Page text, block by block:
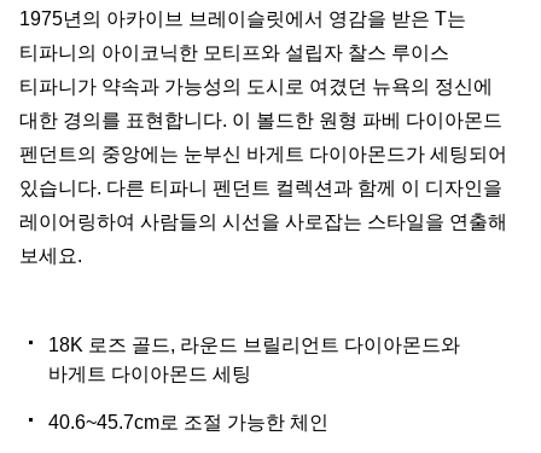
1975년의 아카이브 브레이슬릿에서 영감을 받은 T는
티파니의 아이코닉한 모티프와 설립자 찰스 루이스
티파니가 약속과 가능성의 도시로 여겼던 뉴욕의 정신에
대한 경의를 표현합니다. 이 볼드한 원형 파베 다이아몬드
펜던트의 중앙에는 눈부신 바게트 다이아몬드가 세팅되어
있습니다. 다른 티파니 펜던트 컬렉션과 함께 이 디자인을
레이어링하여 사람들의 시선을 사로잡는 스타일을 연출해
보세요.
18K 로즈 골드, 라운드 브릴리언트 다이아몬드와
바게트 다이아몬드 세팅
40.6~45.7cm로 조절 가능한 체인